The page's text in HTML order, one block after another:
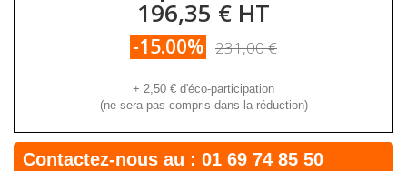
196,35 € HT
-15.00% 231,00 €
+ 2,50 € d'éco-participation
(ne sera pas compris dans la réduction)
Contactez-nous au : 01 69 74 85 50